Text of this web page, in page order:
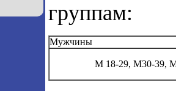
группам:
Мужчины
М 18-29, М30-39,